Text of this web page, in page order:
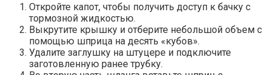
Откройте капот, чтобы получить доступ к бачку с
тормозной жидкостью.
Выкрутите крышку и отберите небольшой объем с
помощью шприца на десять «кубов».
Удалите заглушку на штуцере и подключите
заготовленную ранее трубку.